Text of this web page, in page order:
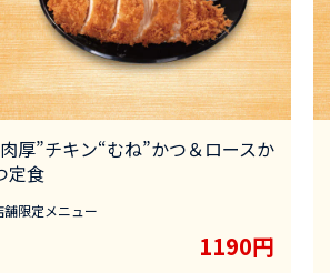
厚”チキン“むね”かつ＆ロースか
定食
舗限定メニュー
1190円